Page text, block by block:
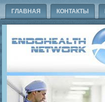
ГЛАВНАЯ КОНТАКТЫ